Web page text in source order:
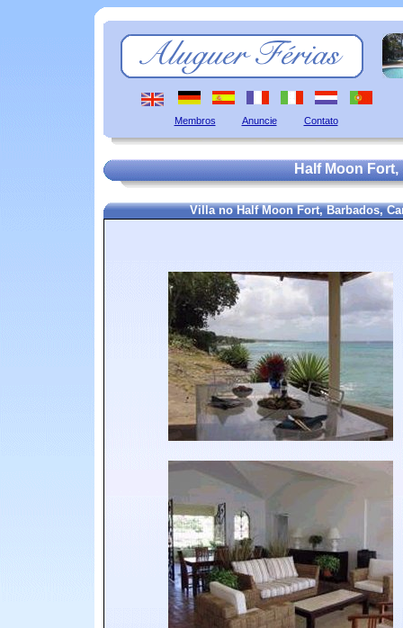
Membros Anuncie Contato
Half Moon
Villa no Half Moon Fort, Barbados,